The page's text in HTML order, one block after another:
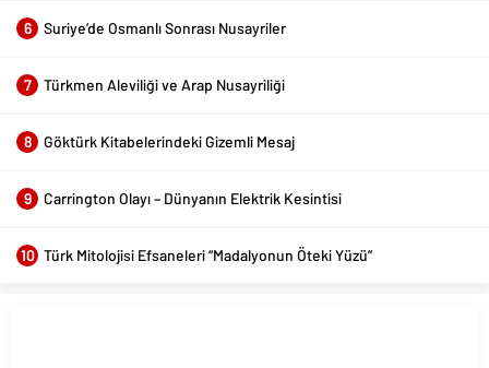
6 Suriye’de Osmanlı Sonrası Nusayriler
7 Türkmen Aleviliği ve Arap Nusayriliği
8 Göktürk Kitabelerindeki Gizemli Mesaj
9 Carrington Olayı – Dünyanın Elektrik Kesintisi
10 Türk Mitolojisi Efsaneleri “Madalyonun Öteki Yüzü”